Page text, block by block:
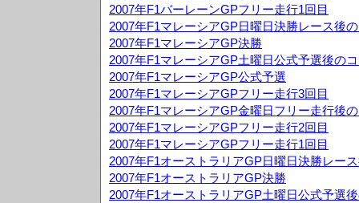
2007年F1バーレーンGPフリー走行1回目
2007年F1マレーシアGP日曜日決勝レース後
2007年F1マレーシアGP決勝
2007年F1マレーシアGP土曜日公式予選後の
2007年F1マレーシアGP公式予選
2007年F1マレーシアGPフリー走行3回目
2007年F1マレーシアGP金曜日フリー走行後
2007年F1マレーシアGPフリー走行2回目
2007年F1マレーシアGPフリー走行1回目
2007年F1オーストラリアGP日曜日決勝レー
2007年F1オーストラリアGP決勝
2007年F1オーストラリアGP土曜日公式予選